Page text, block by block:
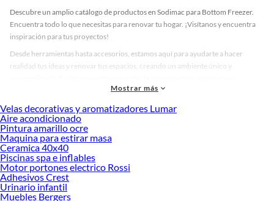
Descubre un amplio catálogo de productos en Sodimac para Bottom Freezer.
Encuentra todo lo que necesitas para renovar tu hogar. ¡Visítanos y encuentra
inspiración para tus proyectos!
Desde herramientas hasta accesorios, estamos aquí para ayudarte a hacer
realidad tus ideas y renovar tus espacios, creando un ambiente único y
accesorios de calidad que te ayudarán a crear un espacio más tú.
Desde remodelaciones hasta proyectos de decoración, estamos aquí para hacer
tus ideas realidad. ¡Visítanos y encuentra todo lo que tenemos para ofrecerte en
Bottom Freezer!
Explora la variedad de productos de Bottom Freezer en Sodimac
Herramientas, materiales y accesorios de calidad para tus proyectos y
renovación de espacios. ¡Visítanos y descubre todo lo que tenemos para
ofrecerte!
Mostrar más
Velas decorativas y aromatizadores Lumar
Aire acondicionado
Pintura amarillo ocre
Maquina para estirar masa
Ceramica 40x40
Piscinas spa e inflables
Motor portones electrico Rossi
Adhesivos Crest
Urinario infantil
Muebles Bergers